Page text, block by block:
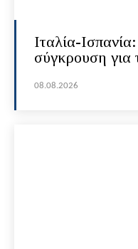
Ιταλία-
σύγκρουση για
08.08.2026